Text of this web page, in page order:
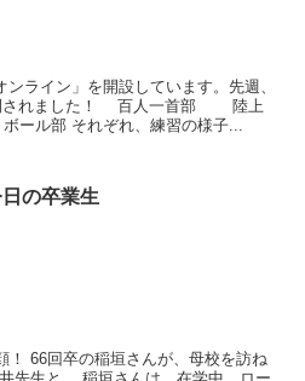
ライン」を開設しています。先週、
開されました！ 百人一首部 陸上
ル部 それぞれ、練習の様子...
の卒業生
！ 66回卒の稲垣さんが、母校を訪ね